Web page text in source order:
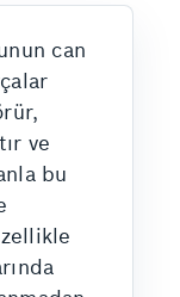
can
ve
bu